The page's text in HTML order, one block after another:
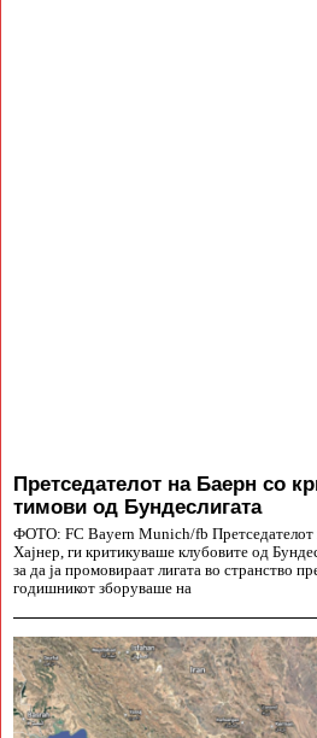
Претседателот на Баерн со
тимови од Бундеслигата
ФОТО: FC Bayern Munich/fb
Хајнер, ги критикуваше клубовите од
за да ја промовираат лигата во странство
годишникот зборуваше на